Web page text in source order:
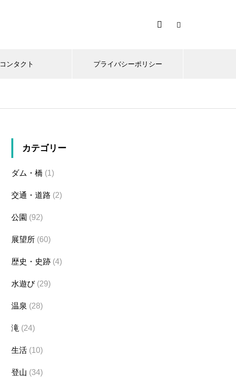
コンタクト プライバシーポリシー
カテゴリー
ダム・橋 (1)
交通・道路 (2)
公園 (92)
展望所 (60)
歴史・史跡 (4)
水遊び(29)
温泉 (28)
滝 (24)
生活 (10)
登山 (34)